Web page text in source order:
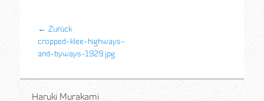
Beitrags-
Navigation
← Zurück
Vorheriger
Beitrag:
cropped-klee-highways-
and-byways-1929.jpg
Haruki Murakami